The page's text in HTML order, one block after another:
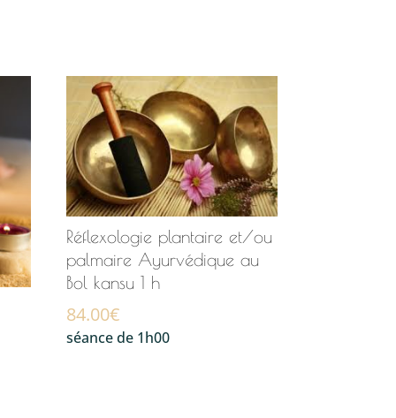
Réflexologie plantaire et/ou
palmaire Ayurvédique au
Bol kansu 1 h
84.00€
séance de 1h00